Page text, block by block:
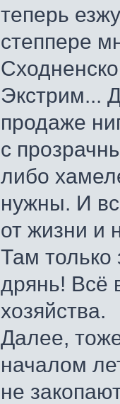
теперь
степпере
Экстрим...
продаже
с
либо
нужны. И
от жизни и
Там только
дрянь! Всё
хозяйства.
Далее,
началом
не